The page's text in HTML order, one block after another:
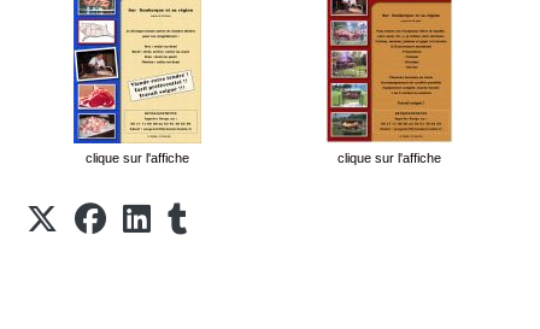
clique sur l'affiche clique sur l'affiche